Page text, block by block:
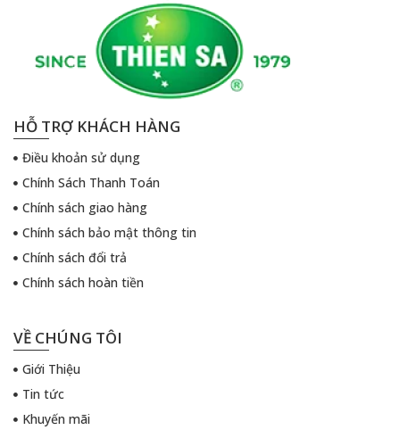
HỖ TRỢ KHÁCH HÀNG
Điều khoản sử dụng
Chính Sách Thanh Toán
Chính sách giao hàng
Chính sách bảo mật thông tin
Chính sách đổi trả
Chính sách hoàn tiền
VỀ CHÚNG TÔI
Giới Thiệu
Tin tức
Khuyến mãi